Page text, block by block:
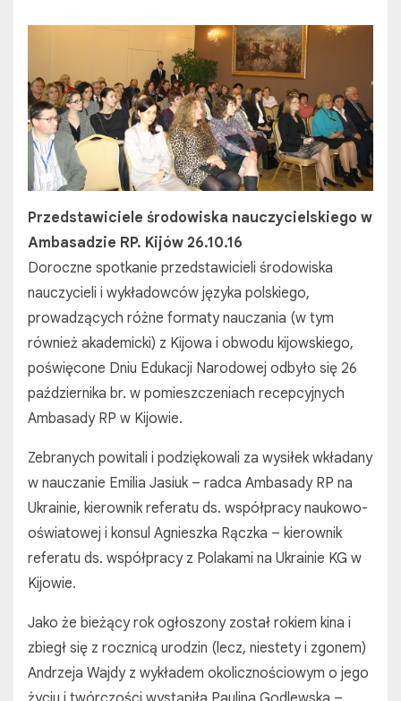
Przedstawiciele środowiska nauczycielskiego w
Ambasadzie RP. Kijów 26.10.16
Doroczne spotkanie przedstawicieli środowiska
nauczycieli i wykładowców języka polskiego,
prowadzących różne formaty nauczania (w tym
również akademicki) z Kijowa i obwodu kijowskiego,
poświęcone Dniu Edukacji Narodowej odbyło się 26
października br. w pomieszczeniach recepcyjnych
Ambasady RP w Kijowie.
Zebranych powitali i podziękowali za wysiłek wkładany
w nauczanie Emilia Jasiuk – radca Ambasady RP na
Ukrainie, kierownik referatu ds. współpracy naukowo-
oświatowej i konsul Agnieszka Rączka – kierownik
referatu ds. współpracy z Polakami na Ukrainie KG w
Kijowie.
Jako że bieżący rok ogłoszony został rokiem kina i
zbiegł się z rocznicą urodzin (lecz, niestety i zgonem)
Andrzeja Wajdy z wykładem okolicznościowym o jego